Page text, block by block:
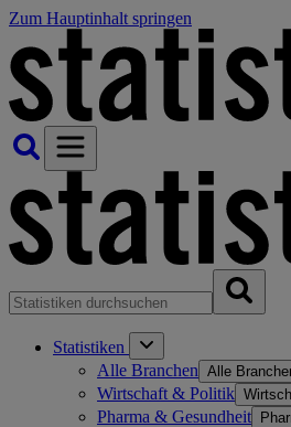
Zum Hauptinhalt springen
Statistiken
Alle Branchen Alle
Wirtschaft & Politik
Pharma & Gesundheit